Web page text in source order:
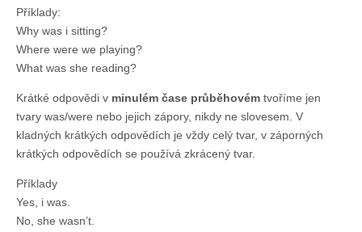
Příklady:
Why was i sitting?
Where were we playing?
What was she reading?
Krátké odpovědi v minulém čase průběhovém tvoříme jen
tvary was/were nebo jejich zápory, nikdy ne slovesem. V
kladných krátkých odpovědích je vždy celý tvar, v záporných
krátkých odpovědích se používá zkrácený tvar.
Příklady
Yes, i was.
No, she wasn’t.